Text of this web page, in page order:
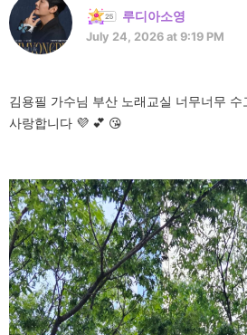
루디아소영
July 24, 2026 at 9:19 PM
김용필 가수님 부산 노래교실 너무너무
사랑합니다 💜 💕 😘